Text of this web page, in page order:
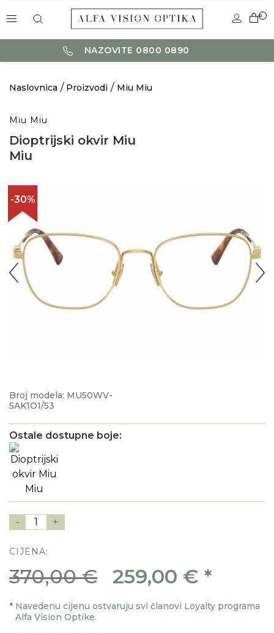
0
NAZOVITE 0800 0890
Naslovnica Proizvodi Miu Miu
Miu Miu
Dioptrijski okvir Miu
Miu
-30%
Broj modela: MU50WV-
5AK1O1/53
Ostale dostupne boje:
- 1 +
CIJENA:
370,00 € 259,00 € *
* Navedenu cijenu ostvaruju svi članovi Loyalty programa
Alfa Vision Optike.